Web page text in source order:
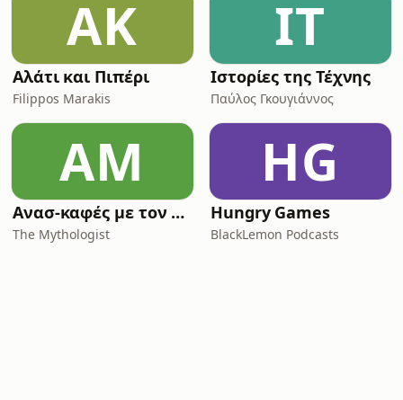
ΑΚ
Αλάτι και Πιπέρι
Filippos Marakis
ΙΤ
Ιστορίες της Τέχνης
Παύλος Γκουγιάννος
ΑΜ
Ανασ-καφές με τον Κων/νο Λουκόπουλο
The Mythologist
HG
Hungry Games
BlackLemon Podcasts